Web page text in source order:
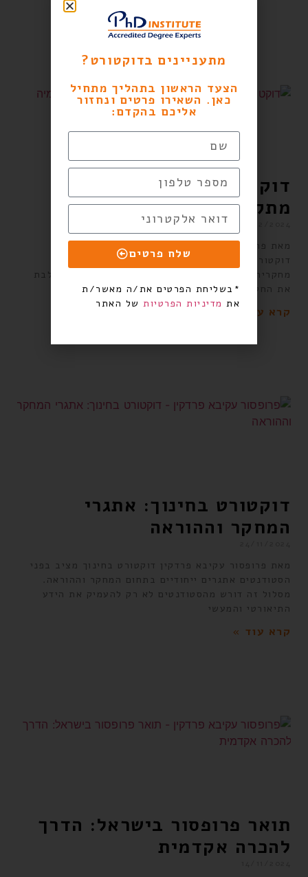
דוקטורט בלי תזה: אופציה
מתקדמת בעולם האקדמיה
מאת פרופסור עקיבא פרדקין בעולם האקדמיה כיום,
דוקטורט בלי תזה, הידוע גם כ"דוקטורט ללא עבודה
מחקרית גדולה", הוא אופציה חדשה ומתקדמת שמשלבת
את החקירה המדעית
קרא עוד »
דוקטורט בחינוך: אתגרי
המחקר וההוראה
מאת פרופסור עקיבא פרדקין דוקטורט בחינוך מציב בפני
הסטודנטים אתגרים ייחודיים בתחום המחקר וההוראה.
מסלול זה דורש מהסטודנטים לא רק להעמיק את הידע
התיאורטי והמעשי
קרא עוד »
תואר פרופסור בישראל: הדרך
להכרה אקדמית
מתעניינים בדוקטורט?
הצעד הראשון בתהליך מתחיל
כאן. השאירו פרטים ונחזור
אליכם בהקדם:
שלח פרטים
*בשליחת הפרטים את/ה מאשר/ת
את מדיניות הפרטיות של האתר